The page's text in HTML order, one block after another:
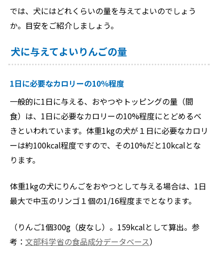
では、犬にはどれくらいの量を与えてよいのでしょう
か。目安をご紹介しましょう。
犬に与えてよいりんごの量
1日に必要なカロリーの10％程度
一般的に1日に与える、おやつやトッピングの量（間
食）は、1日に必要なカロリーの10%程度にとどめるべ
きといわれています。体重1kgの犬が１日に必要なカロリ
ーは約100kcal程度ですので、その10%だと10kcalとな
ります。
体重1kgの犬にりんごをおやつとして与える場合は、1日
最大で中玉のリンゴ１個の1/16程度までとなります。
（りんご1個300g（皮なし）。159kcalとして算出。参
考： 文部科学省の食品成分データベース）